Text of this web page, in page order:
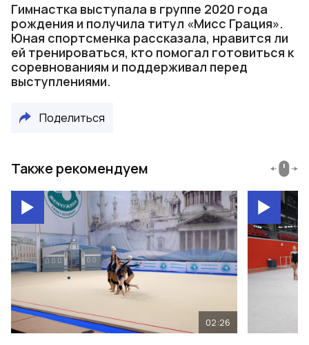
Гимнастка выступала в группе 2020 года
рождения и получила титул «Мисс Грация».
Юная спортсменка рассказала, нравится ли
ей тренироваться, кто помогал готовиться к
соревнованиям и поддерживал перед
выступлениями.
Поделиться
Также рекомендуем
02:26